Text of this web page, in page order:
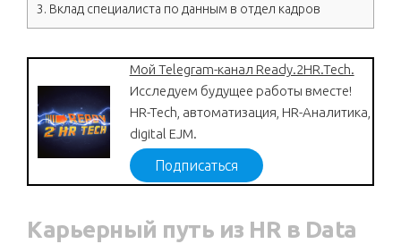
3. Вклад специалиста по данным в отдел кадров
Мой Telegram-канал Ready.2HR.Tech.
Исследуем будущее работы вместе!
HR-Tech, автоматизация, HR-Аналитика,
digital EJM.
Подписаться
Карьерный путь из HR в Data